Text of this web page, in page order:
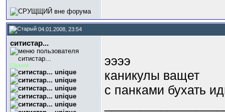
04.01.2008, 23:54
ситистар...
Chanel
ээээ
каникулы ващет
с панками бухать